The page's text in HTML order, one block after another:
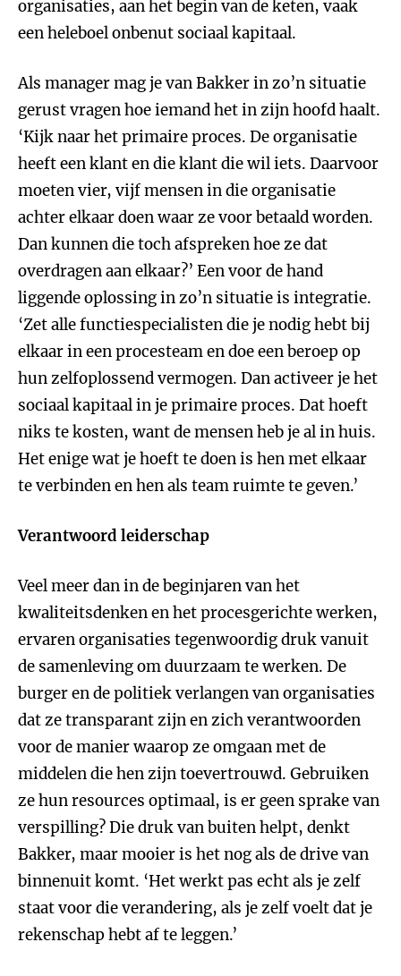
organisaties, aan het begin van de keten, vaak
een heleboel onbenut sociaal kapitaal.
Als manager mag je van Bakker in zo’n situatie
gerust vragen hoe iemand het in zijn hoofd haalt.
‘Kijk naar het primaire proces. De organisatie
heeft een klant en die klant die wil iets. Daarvoor
moeten vier, vijf mensen in die organisatie
achter elkaar doen waar ze voor betaald worden.
Dan kunnen die toch afspreken hoe ze dat
overdragen aan elkaar?’ Een voor de hand
liggende oplossing in zo’n situatie is integratie.
‘Zet alle functiespecialisten die je nodig hebt bij
elkaar in een procesteam en doe een beroep op
hun zelfoplossend vermogen. Dan activeer je het
sociaal kapitaal in je primaire proces. Dat hoeft
niks te kosten, want de mensen heb je al in huis.
Het enige wat je hoeft te doen is hen met elkaar
te verbinden en hen als team ruimte te geven.’
Verantwoord leiderschap
Veel meer dan in de beginjaren van het
kwaliteitsdenken en het procesgerichte werken,
ervaren organisaties tegenwoordig druk vanuit
de samenleving om duurzaam te werken. De
burger en de politiek verlangen van organisaties
dat ze transparant zijn en zich verantwoorden
voor de manier waarop ze omgaan met de
middelen die hen zijn toevertrouwd. Gebruiken
ze hun resources optimaal, is er geen sprake van
verspilling? Die druk van buiten helpt, denkt
Bakker, maar mooier is het nog als de drive van
binnenuit komt. ‘Het werkt pas echt als je zelf
staat voor die verandering, als je zelf voelt dat je
rekenschap hebt af te leggen.’